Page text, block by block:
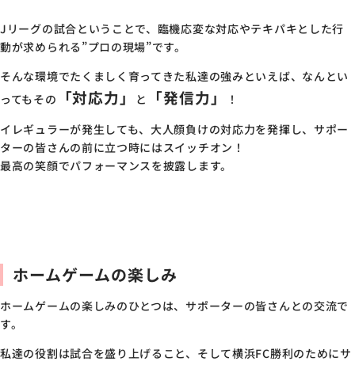
Jリーグの試合ということで、臨機応変な対応やテキパキとした行
動が求められる”プロの現場”です。
そんな環境でたくましく育ってきた私達の強みといえば、なんとい
ってもその
「対応力」 と 「発信力」
！
イレギュラーが発生しても、大人顔負けの対応力を発揮し、サポー
ターの皆さんの前に立つ時にはスイッチオン！
最高の笑顔でパフォーマンスを披露します。
ホームゲームの楽しみ
ホームゲームの楽しみのひとつは、サポーターの皆さんとの交流で
す。
私達の役割は試合を盛り上げること、そして横浜FC勝利のためにサ